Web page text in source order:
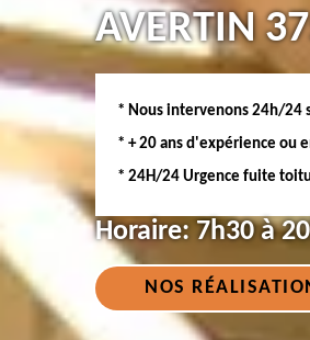
AVERTIN
* Nous intervenons 24h/24
* + 20 ans d'expérience ou
* 24H/24 Urgence fuite
Horaire:7h30 à
NOS